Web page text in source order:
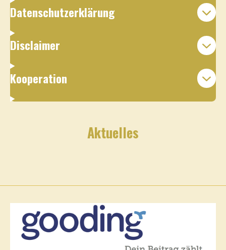
Datenschutzerklärung
Disclaimer
Kooperation
Aktuelles